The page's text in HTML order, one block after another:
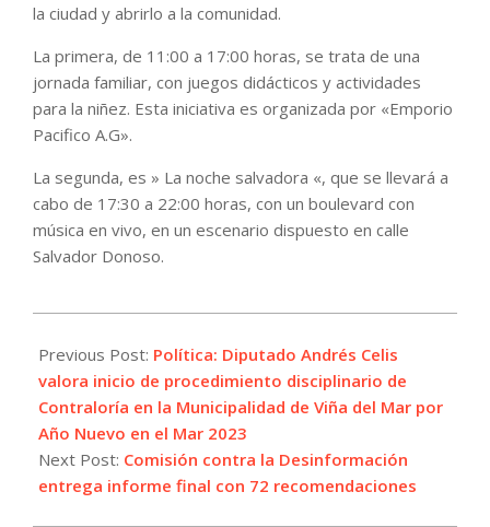
la ciudad y abrirlo a la comunidad.
La primera, de 11:00 a 17:00 horas, se trata de una
jornada familiar, con juegos didácticos y actividades
para la niñez. Esta iniciativa es organizada por «Emporio
Pacifico A.G».
La segunda, es » La noche salvadora «, que se llevará a
cabo de 17:30 a 22:00 horas, con un boulevard con
música en vivo, en un escenario dispuesto en calle
Salvador Donoso.
12-
05
Previous Post: Política: Diputado Andrés Celis
valora inicio de procedimiento disciplinario de
Contraloría en la Municipalidad de Viña del Mar por
Año Nuevo en el Mar 2023
Next Post: Comisión contra la Desinformación
entrega informe final con 72 recomendaciones